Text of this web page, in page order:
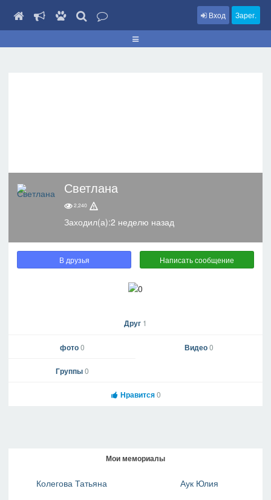
Вход Зарег.
Светлана
2,240
Заходил(а):2 неделю назад
В друзья Написать сообщение
Друг 1
фото0 Видео0
Группы0
Нравится0
Мои мемориалы
Колегова Татьяна Аук Юлия